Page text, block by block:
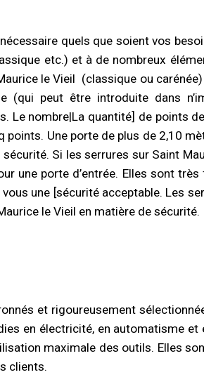
quels que soient vos
etc.) et à de nombreux
le Vieil (classique ou
(qui peut être introduite dans
Le nombre|La quantité] de points
points. Une porte de plus de 2,10
Si les serrures sur Saint
une porte d’entrée. Elles sont
une [sécurité acceptable. Les
le Vieil en matière de sécurité.
et rigoureusement
en électricité, en automatisme
maximale des outils. Elles
clients.